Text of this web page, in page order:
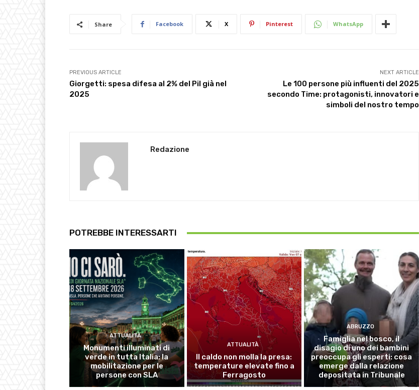
Share Facebook X Pinterest WhatsApp
PREVIOUS ARTICLE
Giorgetti: spesa difesa al 2% del Pil già nel
2025
NEXT ARTICLE
Le 100 persone più influenti del 2025
secondo Time: protagonisti, innovatori e
simboli del nostro tempo
Redazione
POTREBBE INTERESSARTI
ATTUALITÀ
Monumenti illuminati di
verde in tutta Italia: la
mobilitazione per le
persone con SLA
ATTUALITÀ
Il caldo non molla la presa:
temperature elevate fino a
Ferragosto
ABRUZZO
Famiglia nel bosco, il
disagio di uno dei bambini
preoccupa gli esperti: cosa
emerge dalla relazione
depositata in Tribunale